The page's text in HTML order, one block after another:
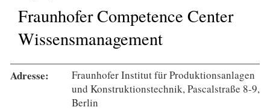
Fraunhofer Competence Center
Wissensmanagement
Adresse:
Fraunhofer Institut für Produktionsanlagen
und Konstruktionstechnik, Pascalstraße 8-9,
Berlin